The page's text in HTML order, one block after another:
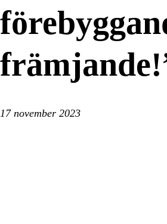
17 november 2023